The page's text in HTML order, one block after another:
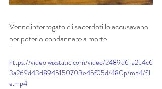
Venne interrogato e i sacerdoti lo accusavano
per poterlo condannare a morte
https://video.wixstatic.com/video/2489d6_a2b4c6
3a269d43d8945150703e45f05d/480p/mp4/fil
e.mp4